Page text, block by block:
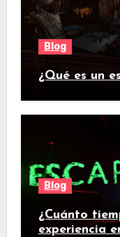
Blog
¿Qué es un
Blog
¿Cuánto
experiencia